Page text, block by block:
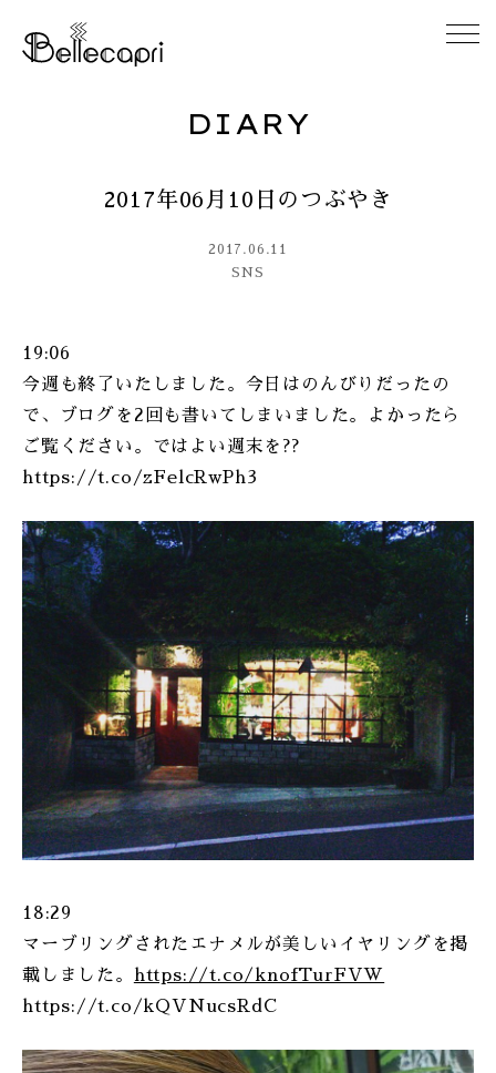
ABOUT
ACCESS
DIARY
CONTACT
ONLINE SHOP
DIARY
2017年06月10日のつぶやき
2017.06.11
SNS
19:06
今週も終了いたしました。今日はのんびりだったの
で、ブログを2回も書いてしまいました。よかったら
ご覧ください。ではよい週末を??
https://t.co/zFelcRwPh3
18:29
マーブリングされたエナメルが美しいイヤリングを掲
載しました。 https://t.co/knofTurFVW
https://t.co/kQVNucsRdC